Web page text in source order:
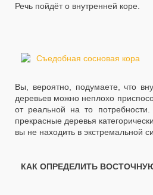
Речь пойдёт о внутренней коре.
Вы, вероятно, подумаете, что
деревьев можно неплохо
от реальной на то
прекрасные деревья
вы не находить в экстремальной
КАК ОПРЕДЕЛИТЬ